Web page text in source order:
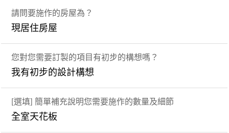
請問要施作的房屋為？
現居住房屋
您對您需要訂製的項目有初步的構想嗎？
我有初步的設計構想
[選填] 簡單補充說明您需要施作的數量及細節
全室天花板